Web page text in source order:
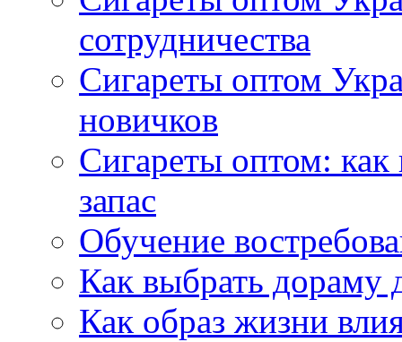
сотрудничества
Сигареты оптом
новичков
Сигареты оптом:
запас
Обучение
Как выбрать дораму
Как образ жизни